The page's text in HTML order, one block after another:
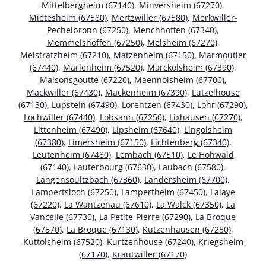
Mittelbergheim (67140), Minversheim (67270),
Mietesheim (67580), Mertzwiller (67580), Merkwiller-
Pechelbronn (67250), Menchhoffen (67340),
Memmelshoffen (67250), Melsheim (67270),
Meistratzheim (67210), Matzenheim (67150), Marmoutier
(67440), Marlenheim (67520), Marckolsheim (67390),
Maisonsgoutte (67220), Maennolsheim (67700),
Mackwiller (67430), Mackenheim (67390), Lutzelhouse
(67130), Lupstein (67490), Lorentzen (67430), Lohr (67290),
Lochwiller (67440), Lobsann (67250), Lixhausen (67270),
Littenheim (67490), Lipsheim (67640), Lingolsheim
(67380), Limersheim (67150), Lichtenberg (67340),
Leutenheim (67480), Lembach (67510), Le Hohwald
(67140), Lauterbourg (67630), Laubach (67580),
Langensoultzbach (67360), Landersheim (67700),
Lampertsloch (67250), Lampertheim (67450), Lalaye
(67220), La Wantzenau (67610), La Walck (67350), La
Vancelle (67730), La Petite-Pierre (67290), La Broque
(67570), La Broque (67130), Kutzenhausen (67250),
Kuttolsheim (67520), Kurtzenhouse (67240), Kriegsheim
(67170), Krautwiller (67170)